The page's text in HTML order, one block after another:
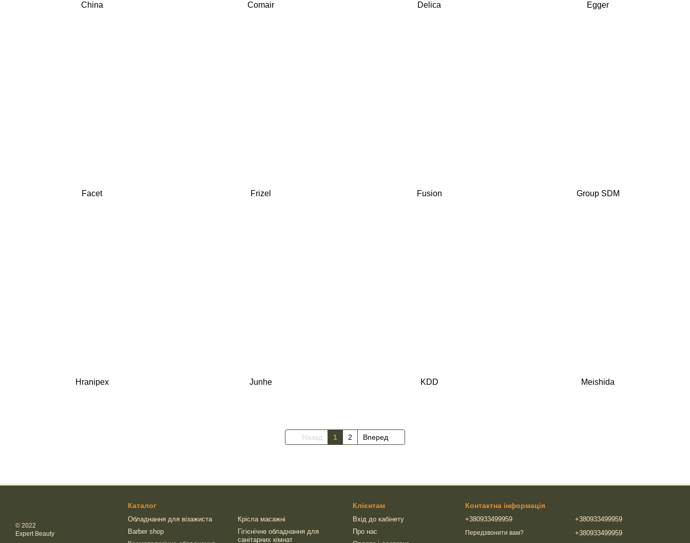
China Comair Delica Egger
Facet Frizel Fusion Group SDM
Hranipex Junhe KDD Meishida
Назад 1 2 Вперед
© 2022
Expert Beauty
Каталог
Обладнання для візажиста
Barber shop
Крісла масажні
Гігієнічне обладнання для
санітарних кімнат
Клієнтам
Вхід до кабінету
Про нас
Контактна інформація
+380933499959
Передзвонити вам?
+380933499959
+380933499959